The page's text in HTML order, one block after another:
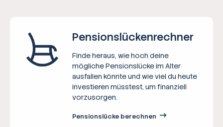
Pensions­lücken­rechner
Finde heraus, wie hoch deine
mögliche Pensionslücke im Alter
ausfallen könnte und wie viel du heute
investieren müsstest, um finanziell
vorzusorgen.
Pensionslücke berechnen